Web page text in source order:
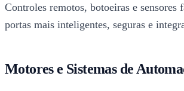
Controles remotos, botoeiras e
portas mais inteligentes, seguras e
Motores e Sistemas de